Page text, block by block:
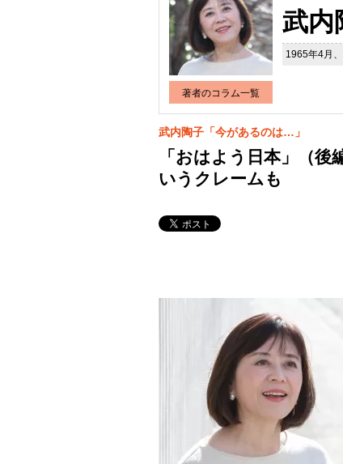
著者のコラム一覧
武内
1965年4月
武内陶子「今があるのは…」
「おはよう日本」（
いうクレームも